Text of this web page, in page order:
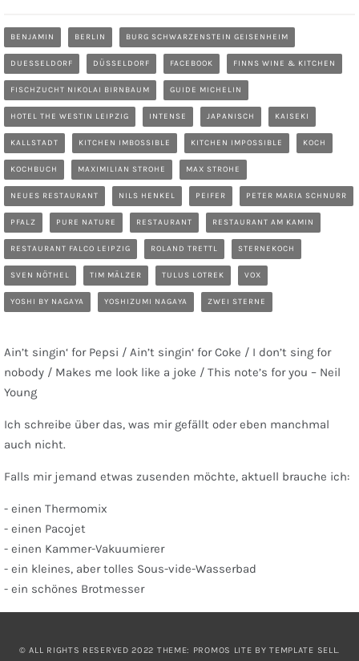
BENJAMIN BERLIN BURG SCHWARZENSTEIN GEISENHEIM
DUESSELDORF DÜSSELDORF FACEBOOK FINNS WINE & KITCHEN
FISCHZUCHT NIKOLAI BIRNBAUM GUIDE MICHELIN
HOTEL THE WESTIN LEIPZIG INTENSE JAPANISCH KAISEKI
KALLSTADT KITCHEN IMBOSSIBLE KITCHEN IMPOSSIBLE KOCH
KOCHBUCH MAXIMILIAN STROHE MAX STROHE
NEUES RESTAURANT NILS HENKEL PEIFER PETER MARIA SCHNURR
PFALZ PURE NATURE RESTAURANT RESTAURANT AM KAMIN
RESTAURANT FALCO LEIPZIG ROLAND TRETTL STERNEKOCH
SVEN NÖTHEL TIM MÄLZER TULUS LOTREK VOX
YOSHI BY NAGAYA YOSHIZUMI NAGAYA ZWEI STERNE
Ain’t singin‘ for Pepsi / Ain’t singin‘ for Coke / I don’t sing for
nobody / Makes me look like a joke / This note’s for you – Neil
Young
Ich schreibe über das, was mir gefällt oder eben manchmal
auch nicht.
Falls mir jemand etwas zusenden möchte, aktuell brauche ich:
- einen Thermomix
- einen Pacojet
- einen Kammer-Vakuumierer
- ein kleines, aber tolles Sous-vide-Wasserbad
- ein schönes Brotmesser
© ALL RIGHTS RESERVED 2022 THEME: PROMOS LITE BYTEMPLATE SELL.